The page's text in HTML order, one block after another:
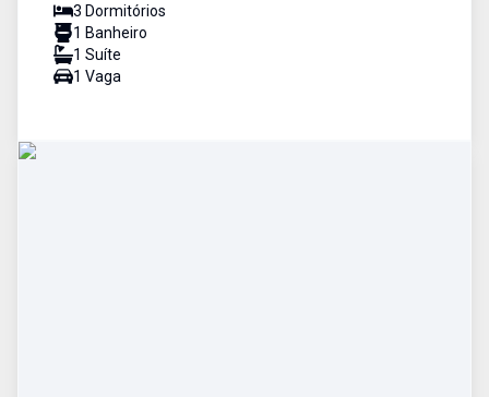
3 Dormitórios
1 Banheiro
1 Suíte
1 Vaga